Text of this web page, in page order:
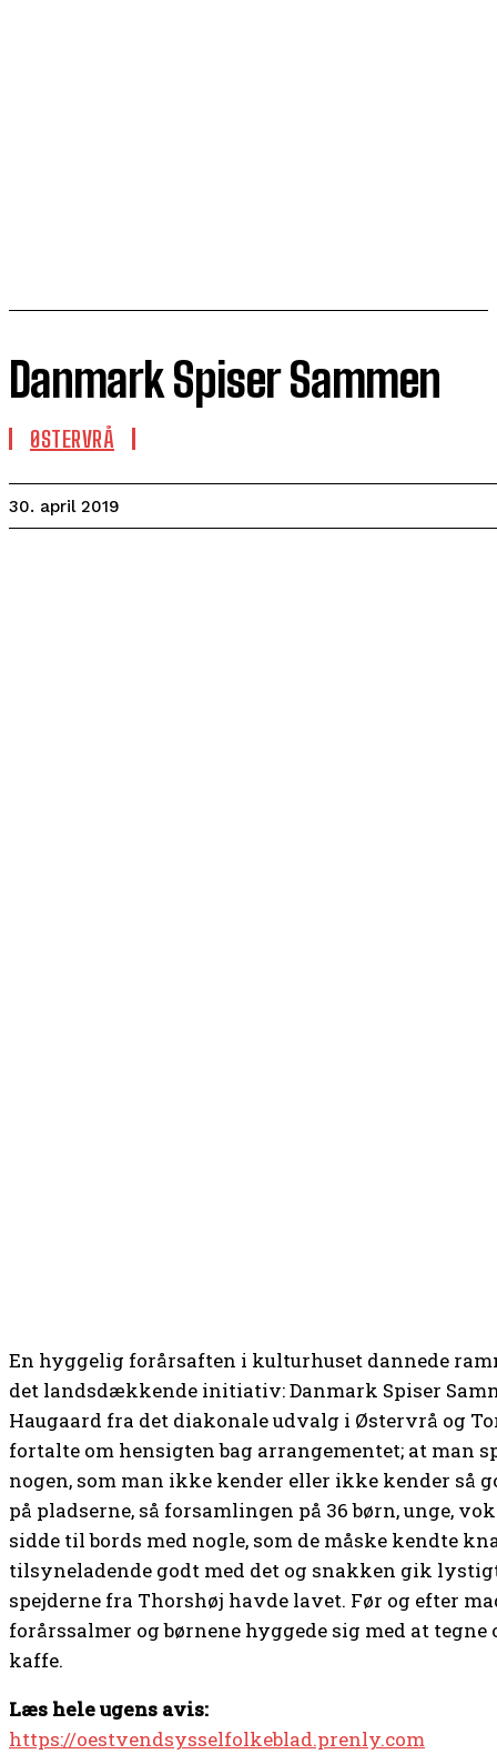
Danmark Spiser Sammen
ØSTERVRÅ
30. april 2019
En hyggelig forårsaften i kulturhuset dannede
det landsdækkende initiativ: Danmark Spiser
Haugaard fra det diakonale udvalg i Østervrå og
fortalte om hensigten bag arrangementet; at man
nogen, som man ikke kender eller ikke kender så
på pladserne, så forsamlingen på 36 børn, unge,
sidde til bords med nogle, som de måske kendte
tilsyneladende godt med det og snakken gik
spejderne fra Thorshøj havde lavet. Før og efter
forårssalmer og børnene hyggede sig med at tegne
kaffe.
Læs hele ugens avis:
https://oestvendsysselfolkeblad.prenly.com